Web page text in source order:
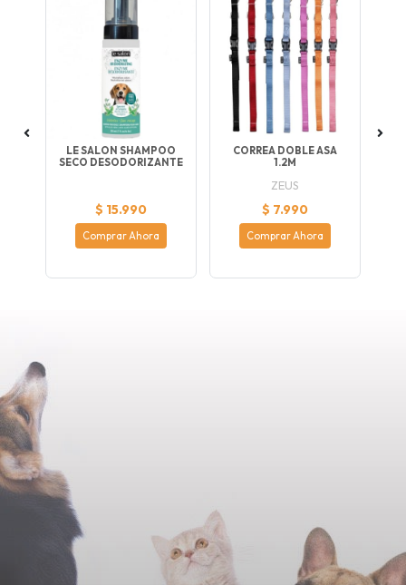
LE SALON SHAMPOO
SECO DESODORIZANTE
$ 15.990
Comprar Ahora
CORREA DOBLE ASA
1.2M
ZEUS
$ 7.990
Comprar Ahora